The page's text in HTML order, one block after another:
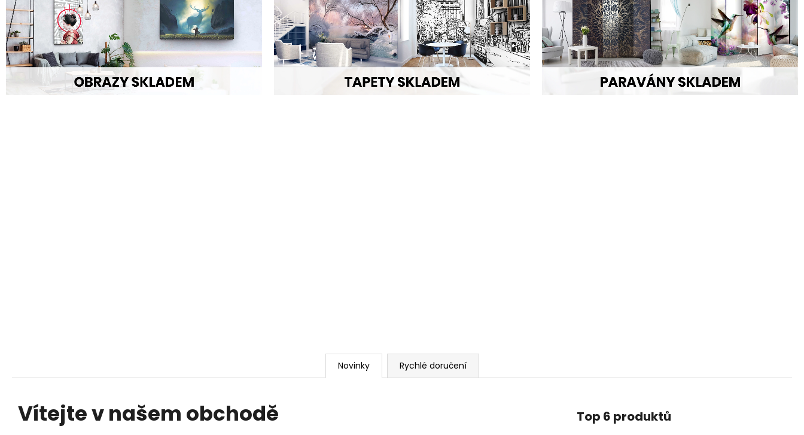
Novinky Rychlé doručení
Vítejte v našem obchodě Top 6 produktů